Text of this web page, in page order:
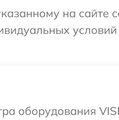
на сайте
оборудования